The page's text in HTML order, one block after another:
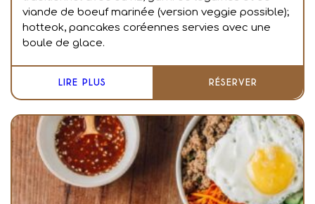
viande de boeuf marinée (version veggie possible);
hotteok, pancakes coréennes servies avec une
boule de glace.
LIRE PLUS RÉSERVER